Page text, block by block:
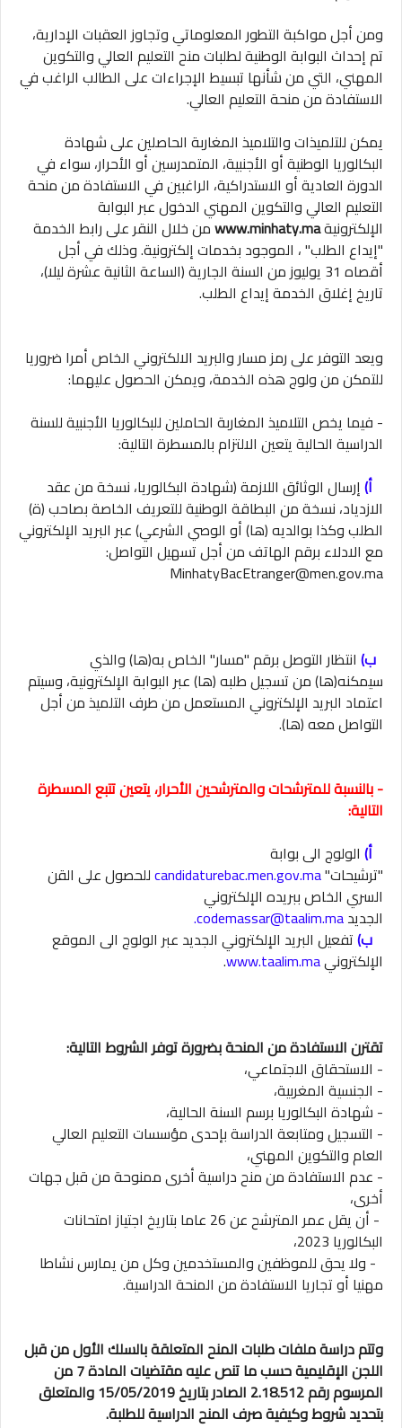
ومن أجل مواكبة التطور المعلوماتي وتجاوز العقبات الإدارية،
تم إحداث البوابة الوطنية لطلبات منح التعليم العالي والتكوين
المهني، التي من شأنها تبسيط الإجراءات على الطالب الراغب في
الاستفادة من منحة التعليم العالي.
يمكن للتلميذات والتلاميذ المغاربة الحاصلين على شهادة
البكالوريا الوطنية أو الأجنبية، المتمدرسين أو الأحرار، سواء في
الدورة العادية أو الاستدراكية، الراغبين في الاستفادة من منحة
التعليم العالي والتكوين المهني الدخول عبر البوابة
الإلكترونيةwww.minhaty.maمن خلال النقر على رابط الخدمة
"إيداع الطلب" ، الموجود بخدمات إلكترونية. وذلك في أجل
أقصاه 31 يوليوز من السنة الجارية (الساعة الثانية عشرة ليلا)،
تاريخ إغلاق الخدمة إيداع الطلب.
ويعد التوفر على رمز مسار والبريد الالكتروني الخاص أمرا ضروريا
للتمكن من ولوج هذه الخدمة، ويمكن الحصول عليهما:
- فيما يخص التلاميذ المغاربة الحاملين للبكالوريا الأجنبية للسنة
الدراسية الحالية يتعين الالتزام بالمسطرة التالية:
أ‌)إرسال الوثائق اللازمة (شهادة البكالوريا، نسخة من عقد
الازدياد، نسخة من البطاقة الوطنية للتعريف الخاصة بصاحب (ة)
الطلب وكذا بوالديه (ها) أو الوصي الشرعي) عبر البريد الإلكتروني
مع الادلاء برقم الهاتف من أجل تسهيل التواصل:
MinhatyBacEtranger@men.gov.ma
ب‌) انتظار التوصل برقم "مسار" الخاص به(ها) والذي
سيمكنه(ها) من تسجيل طلبه (ها) عبر البوابة الإلكترونية، وسيتم
اعتماد البريد الإلكتروني المستعمل من طرف التلميذ من أجل
التواصل معه (ها).
- بالنسبة للمترشحات والمترشحين الأحرار، يتعين تتبع المسطرة
التالية:
أ‌) الولوج الى بوابة
"ترشيحات"
للحصول على القن
السري الخاص ببريده الإلكتروني
الجديد
ب‌)تفعيل البريد الإلكتروني الجديد عبر الولوج الى الموقع
الإلكترونيwww.taalim.ma
.
تقترن الاستفادة من المنحة بضرورة توفر الشروط التالية:
- الاستحقاق الاجتماعي،
- الجنسية المغربية،
- شهادة البكالوريا برسم السنة الحالية،
- التسجيل ومتابعة الدراسة بإحدى مؤسسات التعليم العالي
العام والتكوين المهني،
- عدم الاستفادة من منح دراسية أخرى ممنوحة من قبل جهات
أخرى،
- أن يقل عمر المترشح عن 26 عاما بتاريخ اجتياز امتحانات
البكالوريا 2023،
- ولا يحق للموظفين والمستخدمين وكل من يمارس نشاطا
مهنيا أو تجاريا الاستفادة من المنحة الدراسية.
وتتم دراسة ملفات طلبات المنح المتعلقة بالسلك الأول من قبل
اللجن الإقليمية حسب ما تنص عليه مقتضيات المادة 7 من
المرسوم رقم 2.18.512 الصادر بتاريخ 15/05/2019 والمتعلق
بتحديد شروط وكيفية صرف المنح الدراسية للطلبة.